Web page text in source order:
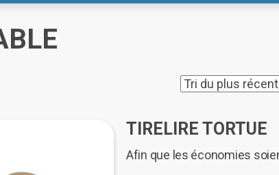
TIRELIRE TORTUE
Afin que les économies